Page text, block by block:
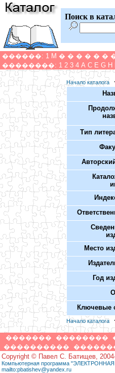
Поиск в
������: 1 M � � � � � �
��������: 1 2 3 4 A C E G H
Начало каталога
Тип
Место
Год
Ключевые
Начало каталога
������� ��������
����������
Copyright © Павел С. Батищев,
Компьютерная программа
mailto:pbatishev@yandex.ru